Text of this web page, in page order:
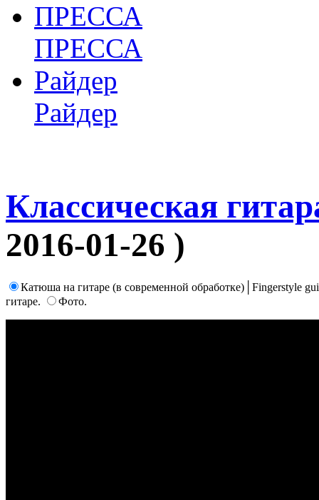
ПРЕССА
ПРЕССА
Райдер
Райдер
Классическая
2016-01-26 )
Катюша на гитаре (в современной обработке)│Fingerstyle
гитаре.
Фото.